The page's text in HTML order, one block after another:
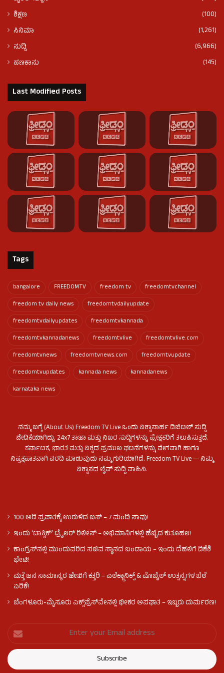
ಶಿಕ್ಷಣ
(100)
ಸಿನಿಮಾ
(1,261)
ಸುದ್ದಿ
(6,966)
ಹಣಕಾಸು
(145)
Last Modified Posts
Tags
bangalore FREEDOMTV freedom tv
freedomtvchannel
freedom tv daily news
freedomtvdailyupdate
freedomtvdailyupdates
freedomtvkannada
freedomtvkannadanews
freedomtvlive
freedomtvlive.com
freedomtvnews
freedomtvnews.com
freedomtvupdate
freedomtvupdates
kannada news
kannadanews
karnataka news
ನಮ್ಮ ಬಗ್ಗೆ (About Us) Freedom TV Live ಒಂದು ವಿಶ್ವಾಸಾರ್ಹ ಡಿಜಿಟಲ್ ಸುದ್ದಿ
ವೇದಿಕೆಯಾಗಿದ್ದು, 24x7 ತಾಜಾ ಮತ್ತು ನಿಖರ ಸುದ್ದಿಗಳನ್ನು ಪ್ರೇಕ್ಷಕರಿಗೆ ತಲುಪಿಸುತ್ತದೆ.
ಕರ್ನಾಟಕ, ಭಾರತ ಮತ್ತು ವಿಶ್ವದ ಪ್ರಮುಖ ಘಟನೆಗಳನ್ನು ವೇಗವಾಗಿ ಹಾಗೂ
ನಿಷ್ಪಕ್ಷಪಾತವಾಗಿ ವರದಿ ಮಾಡುವುದು ನಮ್ಮ ಗುರಿಯಾಗಿದೆ. Freedom TV Live — ನಿಮ್ಮ
ವಿಶ್ವಾಸದ ಲೈವ್ ಸುದ್ದಿ ವಾಹಿನಿ.
100 ಅಡಿ ಪ್ರಪಾತಕ್ಕೆ ಉರುಳಿದ ಬಸ್‌ – 7 ಮಂದಿ ಸಾವು!
ಇಂದು ʻಟಾಕ್ಸಿಕ್ʼ ಟ್ರೈಲರ್ ರಿಲೀಸ್‌ – ಅಭಿಮಾನಿಗಳಲ್ಲಿ ಹೆಚ್ಚಿದ ಕುತೂಹಲ!
ಕಾಂಗ್ರೆಸ್​ನಲ್ಲಿ ಮುಂದುವರಿದ ಸಚಿವ ಸ್ಥಾನದ ಬಂಡಾಯ – ಇಂದು ದೆಹಲಿಗೆ ಡಿಕೆಶಿ
ಭೇಟಿ!
ಮತ್ತೆ ಜನ ಸಾಮಾನ್ಯರ ಜೇಬಿಗೆ ಕತ್ತರಿ – ಎಲೆಕ್ಟ್ರಾನಿಕ್ಸ್ & ಮೊಬೈಲ್ ಉತ್ಪನ್ನಗಳ ಬೆಲೆ
ಏರಿಕೆ!
ಬೆಂಗಳೂರು-ಮೈಸೂರು ಎಕ್ಸ್‌ಪ್ರೆಸ್‌ವೇನಲ್ಲಿ ಭೀಕರ ಅಪಘಾತ – ಇಬ್ಬರು ದುರ್ಮರಣ!